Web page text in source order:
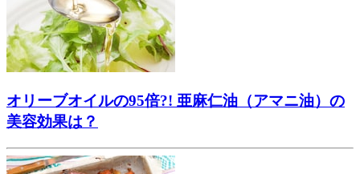
オリーブオイルの95倍?! 亜麻仁油（アマニ油）の
美容効果は？